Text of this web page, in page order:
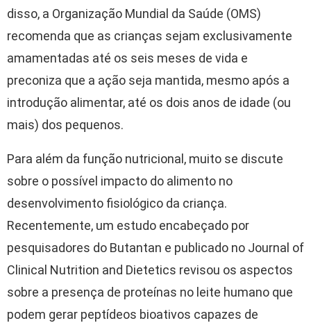
disso, a Organização Mundial da Saúde (OMS)
recomenda que as crianças sejam exclusivamente
amamentadas até os seis meses de vida e
preconiza que a ação seja mantida, mesmo após a
introdução alimentar, até os dois anos de idade (ou
mais) dos pequenos.
Para além da função nutricional, muito se discute
sobre o possível impacto do alimento no
desenvolvimento fisiológico da criança.
Recentemente, um estudo encabeçado por
pesquisadores do Butantan e publicado no Journal of
Clinical Nutrition and Dietetics revisou os aspectos
sobre a presença de proteínas no leite humano que
podem gerar peptídeos bioativos capazes de